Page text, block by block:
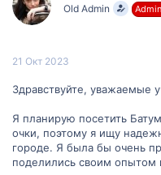
м
ы
а
Old Admin
21 Окт 2023
Здравствуйте, уважаемые
Я планирую посетить
очки, поэтому я ищу
городе. Я была бы очень
поделились своим опытом